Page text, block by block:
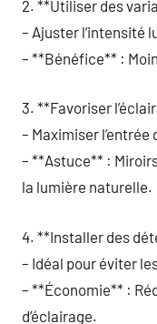
2. **Utiliser des
– Ajuster l’intensité
– **Bénéfice** :
3. **Favoriser
– Maximiser
– **Astuce** :
la lumière naturelle.
4. **Installer des
– Idéal pour éviter
– **Économie** :
d’éclairage.